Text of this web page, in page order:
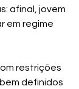
afinal, jovem
em regime
restrições
definidos